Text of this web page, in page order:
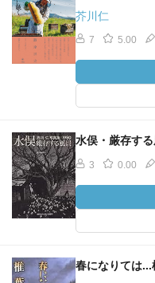
芥川仁
7 5.00
水俣・厳存す
3 0.00
春になりては...